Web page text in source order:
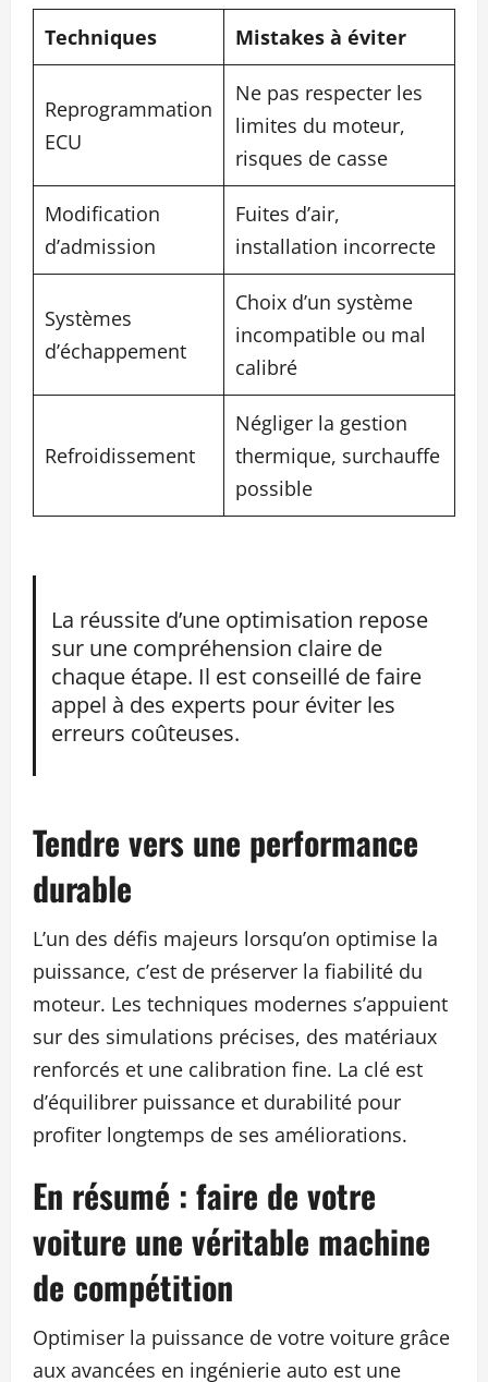
Techniques Mistakes à éviter
Reprogrammation
ECU
Ne pas respecter les
limites du moteur,
risques de casse
Modification
d’admission
Fuites d’air,
installation incorrecte
Systèmes
d’échappement
Choix d’un système
incompatible ou mal
calibré
Refroidissement
Négliger la gestion
thermique, surchauffe
possible
La réussite d’une optimisation repose
sur une compréhension claire de
chaque étape. Il est conseillé de faire
appel à des experts pour éviter les
erreurs coûteuses.
Tendre vers une performance
durable
L’un des défis majeurs lorsqu’on optimise la
puissance, c’est de préserver la fiabilité du
moteur. Les techniques modernes s’appuient
sur des simulations précises, des matériaux
renforcés et une calibration fine. La clé est
d’équilibrer puissance et durabilité pour
profiter longtemps de ses améliorations.
En résumé : faire de votre
voiture une véritable machine
de compétition
Optimiser la puissance de votre voiture grâce
aux avancées en ingénierie auto est une